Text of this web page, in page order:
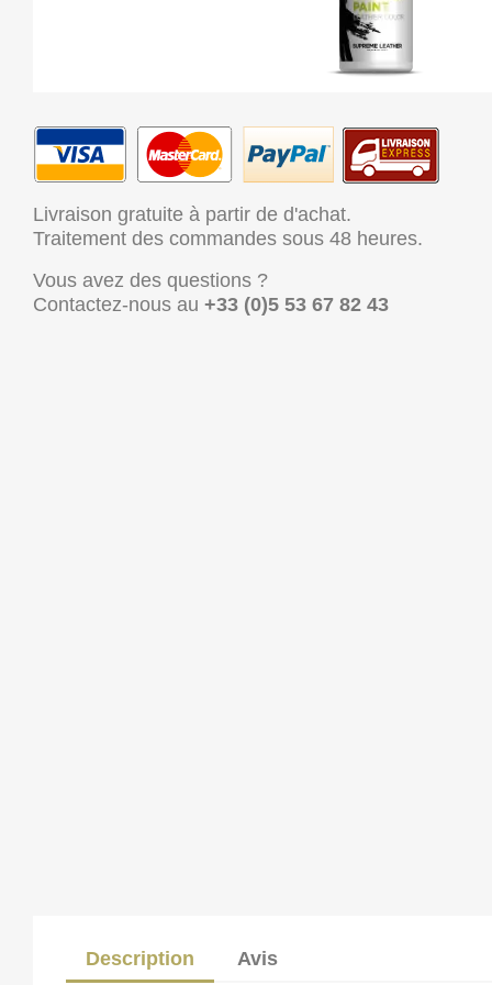
Livraison gratuite à partir de d'achat.
Traitement des commandes sous 48 heures.
Vous avez des questions ?
Contactez-nous au +33 (0)5 53 67 82 43
Description Avis